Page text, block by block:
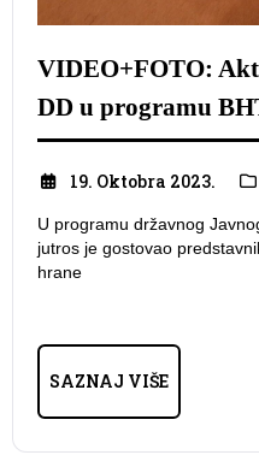
VIDEO+FOTO:
DD u programu
19. Oktobra 2023.
U programu državnog
jutros je gostovao
hrane
SAZNAJ VIŠE